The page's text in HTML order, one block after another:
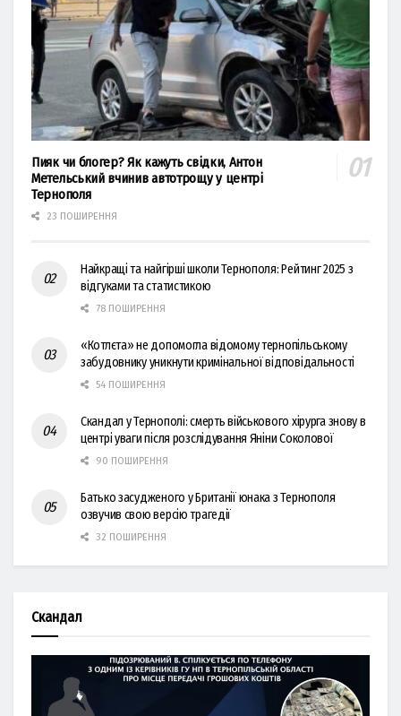
Пияк чи блогер? Як кажуть свідки, Антон
Метельський вчинив автотрощу у центрі
Тернополя
23 ПОШИРЕННЯ
Найкращі та найгірші школи Тернополя: Рейтинг 2025 з
відгуками та статистикою
78 ПОШИРЕННЯ
«Котлєта» не допомогла відомому тернопільському
забудовнику уникнути кримінальної відповідальності
54 ПОШИРЕННЯ
Скандал у Тернополі: смерть військового хірурга знову в
центрі уваги після розслідування Яніни Соколової
90 ПОШИРЕННЯ
Батько засудженого у Британії юнака з Тернополя
озвучив свою версію трагедії
32 ПОШИРЕННЯ
Скандал